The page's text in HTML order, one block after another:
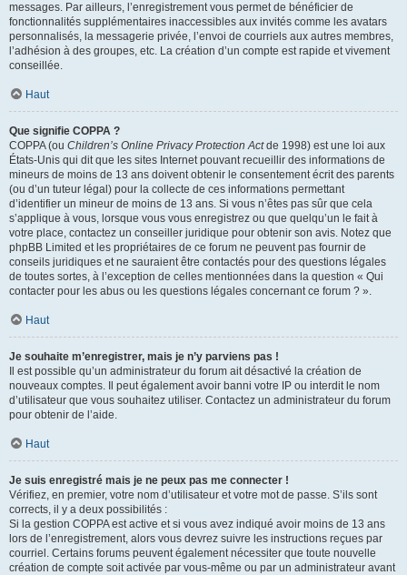
messages. Par ailleurs, l’enregistrement vous permet de bénéficier de
fonctionnalités supplémentaires inaccessibles aux invités comme les avatars
personnalisés, la messagerie privée, l’envoi de courriels aux autres membres,
l’adhésion à des groupes, etc. La création d’un compte est rapide et vivement
conseillée.
Haut
Que signifie COPPA ?
COPPA (ou Children’s Online Privacy Protection Actde 1998) est une loi aux
États-Unis qui dit que les sites Internet pouvant recueillir des informations de
mineurs de moins de 13 ans doivent obtenir le consentement écrit des parents
(ou d’un tuteur légal) pour la collecte de ces informations permettant
d’identifier un mineur de moins de 13 ans. Si vous n’êtes pas sûr que cela
s’applique à vous, lorsque vous vous enregistrez ou que quelqu’un le fait à
votre place, contactez un conseiller juridique pour obtenir son avis. Notez que
phpBB Limited et les propriétaires de ce forum ne peuvent pas fournir de
conseils juridiques et ne sauraient être contactés pour des questions légales
de toutes sortes, à l’exception de celles mentionnées dans la question « Qui
contacter pour les abus ou les questions légales concernant ce forum ? ».
Haut
Je souhaite m’enregistrer, mais je n’y parviens pas !
Il est possible qu’un administrateur du forum ait désactivé la création de
nouveaux comptes. Il peut également avoir banni votre IP ou interdit le nom
d’utilisateur que vous souhaitez utiliser. Contactez un administrateur du forum
pour obtenir de l’aide.
Haut
Je suis enregistré mais je ne peux pas me connecter !
Vérifiez, en premier, votre nom d’utilisateur et votre mot de passe. S’ils sont
corrects, il y a deux possibilités :
Si la gestion COPPA est active et si vous avez indiqué avoir moins de 13 ans
lors de l’enregistrement, alors vous devrez suivre les instructions reçues par
courriel. Certains forums peuvent également nécessiter que toute nouvelle
création de compte soit activée par vous-même ou par un administrateur avant